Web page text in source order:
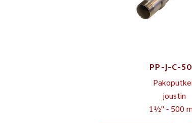
PP-J-C-
joustin
1½" - 500